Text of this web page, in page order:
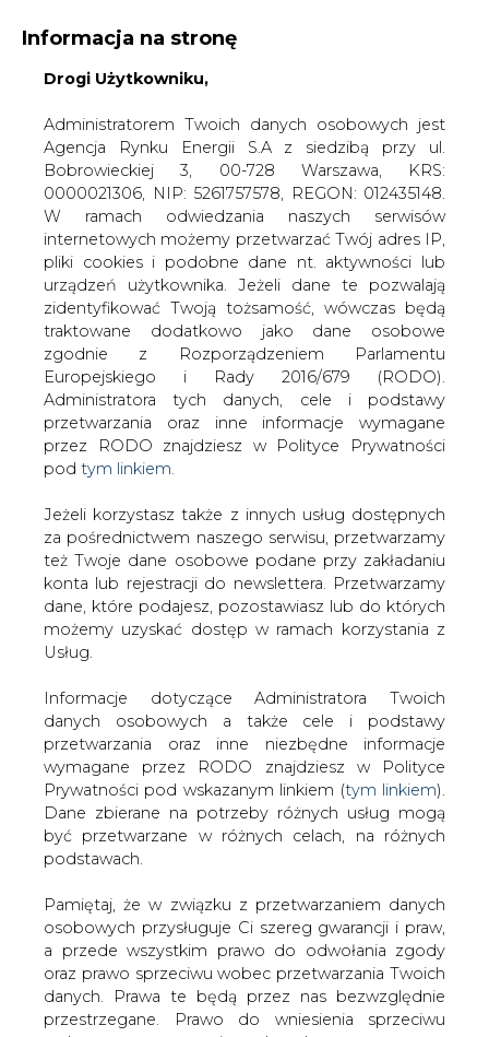
KONTAKT:
WYDAWCA PORTALU:
WYSOKI KONTRAST A A
ZALOGUJ SIĘ
WŁĄCZ CIRE.TV
Informacja na stronę
Drogi Użytkowniku,
Administratorem Twoich danych osobowych jest
Agencja Rynku Energii S.A z siedzibą przy ul.
Bobrowieckiej 3, 00-728 Warszawa, KRS:
0000021306, NIP: 5261757578, REGON: 012435148.
W ramach odwiedzania naszych serwisów
internetowych możemy przetwarzać Twój adres IP,
pliki cookies i podobne dane nt. aktywności lub
urządzeń użytkownika. Jeżeli dane te pozwalają
zidentyfikować Twoją tożsamość, wówczas będą
traktowane dodatkowo jako dane osobowe
zgodnie z Rozporządzeniem Parlamentu
Europejskiego i Rady 2016/679 (RODO).
Administratora tych danych, cele i podstawy
przetwarzania oraz inne informacje wymagane
przez RODO znajdziesz w Polityce Prywatności
pod tym linkiem.
Jeżeli korzystasz także z innych usług dostępnych
za pośrednictwem naszego serwisu, przetwarzamy
też Twoje dane osobowe podane przy zakładaniu
konta lub rejestracji do newslettera. Przetwarzamy
dane, które podajesz, pozostawiasz lub do których
możemy uzyskać dostęp w ramach korzystania z
Usług.
Informacje dotyczące Administratora Twoich
danych osobowych a także cele i podstawy
przetwarzania oraz inne niezbędne informacje
wymagane przez RODO znajdziesz w Polityce
Prywatności pod wskazanym linkiem (tym linkiem).
Dane zbierane na potrzeby różnych usług mogą
być przetwarzane w różnych celach, na różnych
podstawach.
Pamiętaj, że w związku z przetwarzaniem danych
osobowych przysługuje Ci szereg gwarancji i praw,
a przede wszystkim prawo do odwołania zgody
oraz prawo sprzeciwu wobec przetwarzania Twoich
danych. Prawa te będą przez nas bezwzględnie
przestrzegane. Prawo do wniesienia sprzeciwu
Strona główna RYNEK PALIW
Lotos rentowny w
detalu na jesieni
2008-08-13 00:00
skomentuj
udostępnij:
Lotos rentowny w detalu na jesieni
Grupa Lotos spodziewa się, że powróci
do dodatniej rentowności w segmencie